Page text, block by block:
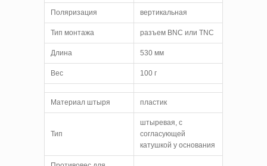
Поляризация вертикальная
Тип монтажа разъем BNC или TNC
Длина 530 мм
Вес 100 г
Материал штыря пластик
Тип
штыревая, с
согласующей
катушкой у основания